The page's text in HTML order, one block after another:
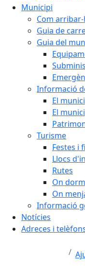
Municipi
Com
Guia de
Guia del
Informació
El
El
Turisme
Festes i
Llocs
Rutes
On
On
Informació
Notícies
Adreces i